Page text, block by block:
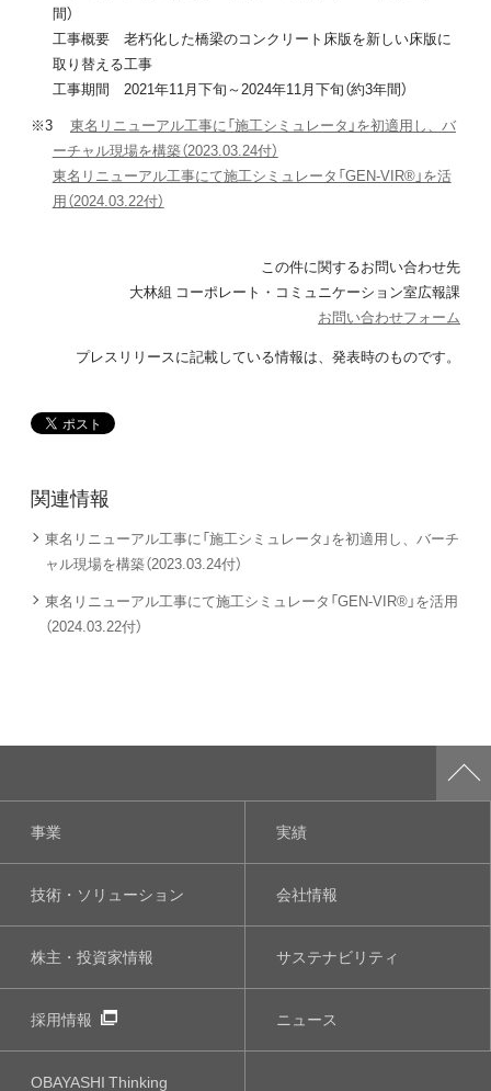
間）
工事概要 老朽化した橋梁のコンクリート床版を新しい床版に
取り替える工事
工事期間 2021年11月下旬～2024年11月下旬（約3年間）
※3 東名リニューアル工事に「施工シミュレータ」を初適用し、バ
ーチャル現場を構築（2023.03.24付）
東名リニューアル工事にて施工シミュレータ「GEN-VIR®」を活
用（2024.03.22付）
この件に関するお問い合わせ先
大林組 コーポレート・コミュニケーション室広報課
お問い合わせフォーム
プレスリリースに記載している情報は、発表時のものです。
関連情報
東名リニューアル工事に「施工シミュレータ」を初適用し、バーチ
ャル現場を構築（2023.03.24付）
東名リニューアル工事にて施工シミュレータ「GEN-VIR®」を活用
（2024.03.22付）
事業 実績
技術・ソリューション 会社情報
株主・投資家情報 サステナビリティ
採用情報 ニュース
OBAYASHIThinking